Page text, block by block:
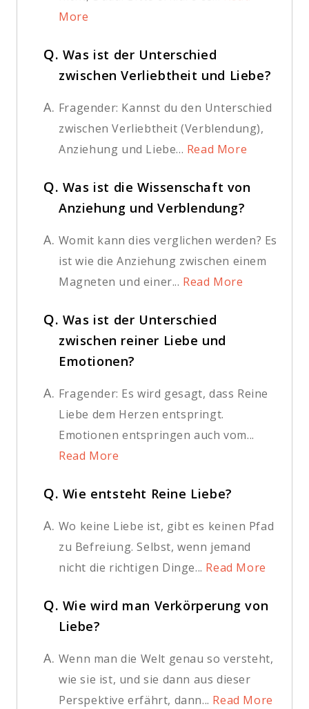
More
Q. Was ist der Unterschied
zwischen Verliebtheit und Liebe?
A. Fragender: Kannst du den Unterschied
zwischen Verliebtheit (Verblendung),
Anziehung und Liebe... Read More
Q. Was ist die Wissenschaft von
Anziehung und Verblendung?
A. Womit kann dies verglichen werden? Es
ist wie die Anziehung zwischen einem
Magneten und einer... Read More
Q. Was ist der Unterschied
zwischen reiner Liebe und
Emotionen?
A. Fragender: Es wird gesagt, dass Reine
Liebe dem Herzen entspringt.
Emotionen entspringen auch vom...
Read More
Q. Wie entsteht Reine Liebe?
A. Wo keine Liebe ist, gibt es keinen Pfad
zu Befreiung. Selbst, wenn jemand
nicht die richtigen Dinge... Read More
Q. Wie wird man Verkörperung von
Liebe?
A. Wenn man die Welt genau so versteht,
wie sie ist, und sie dann aus dieser
Perspektive erfährt, dann... Read More